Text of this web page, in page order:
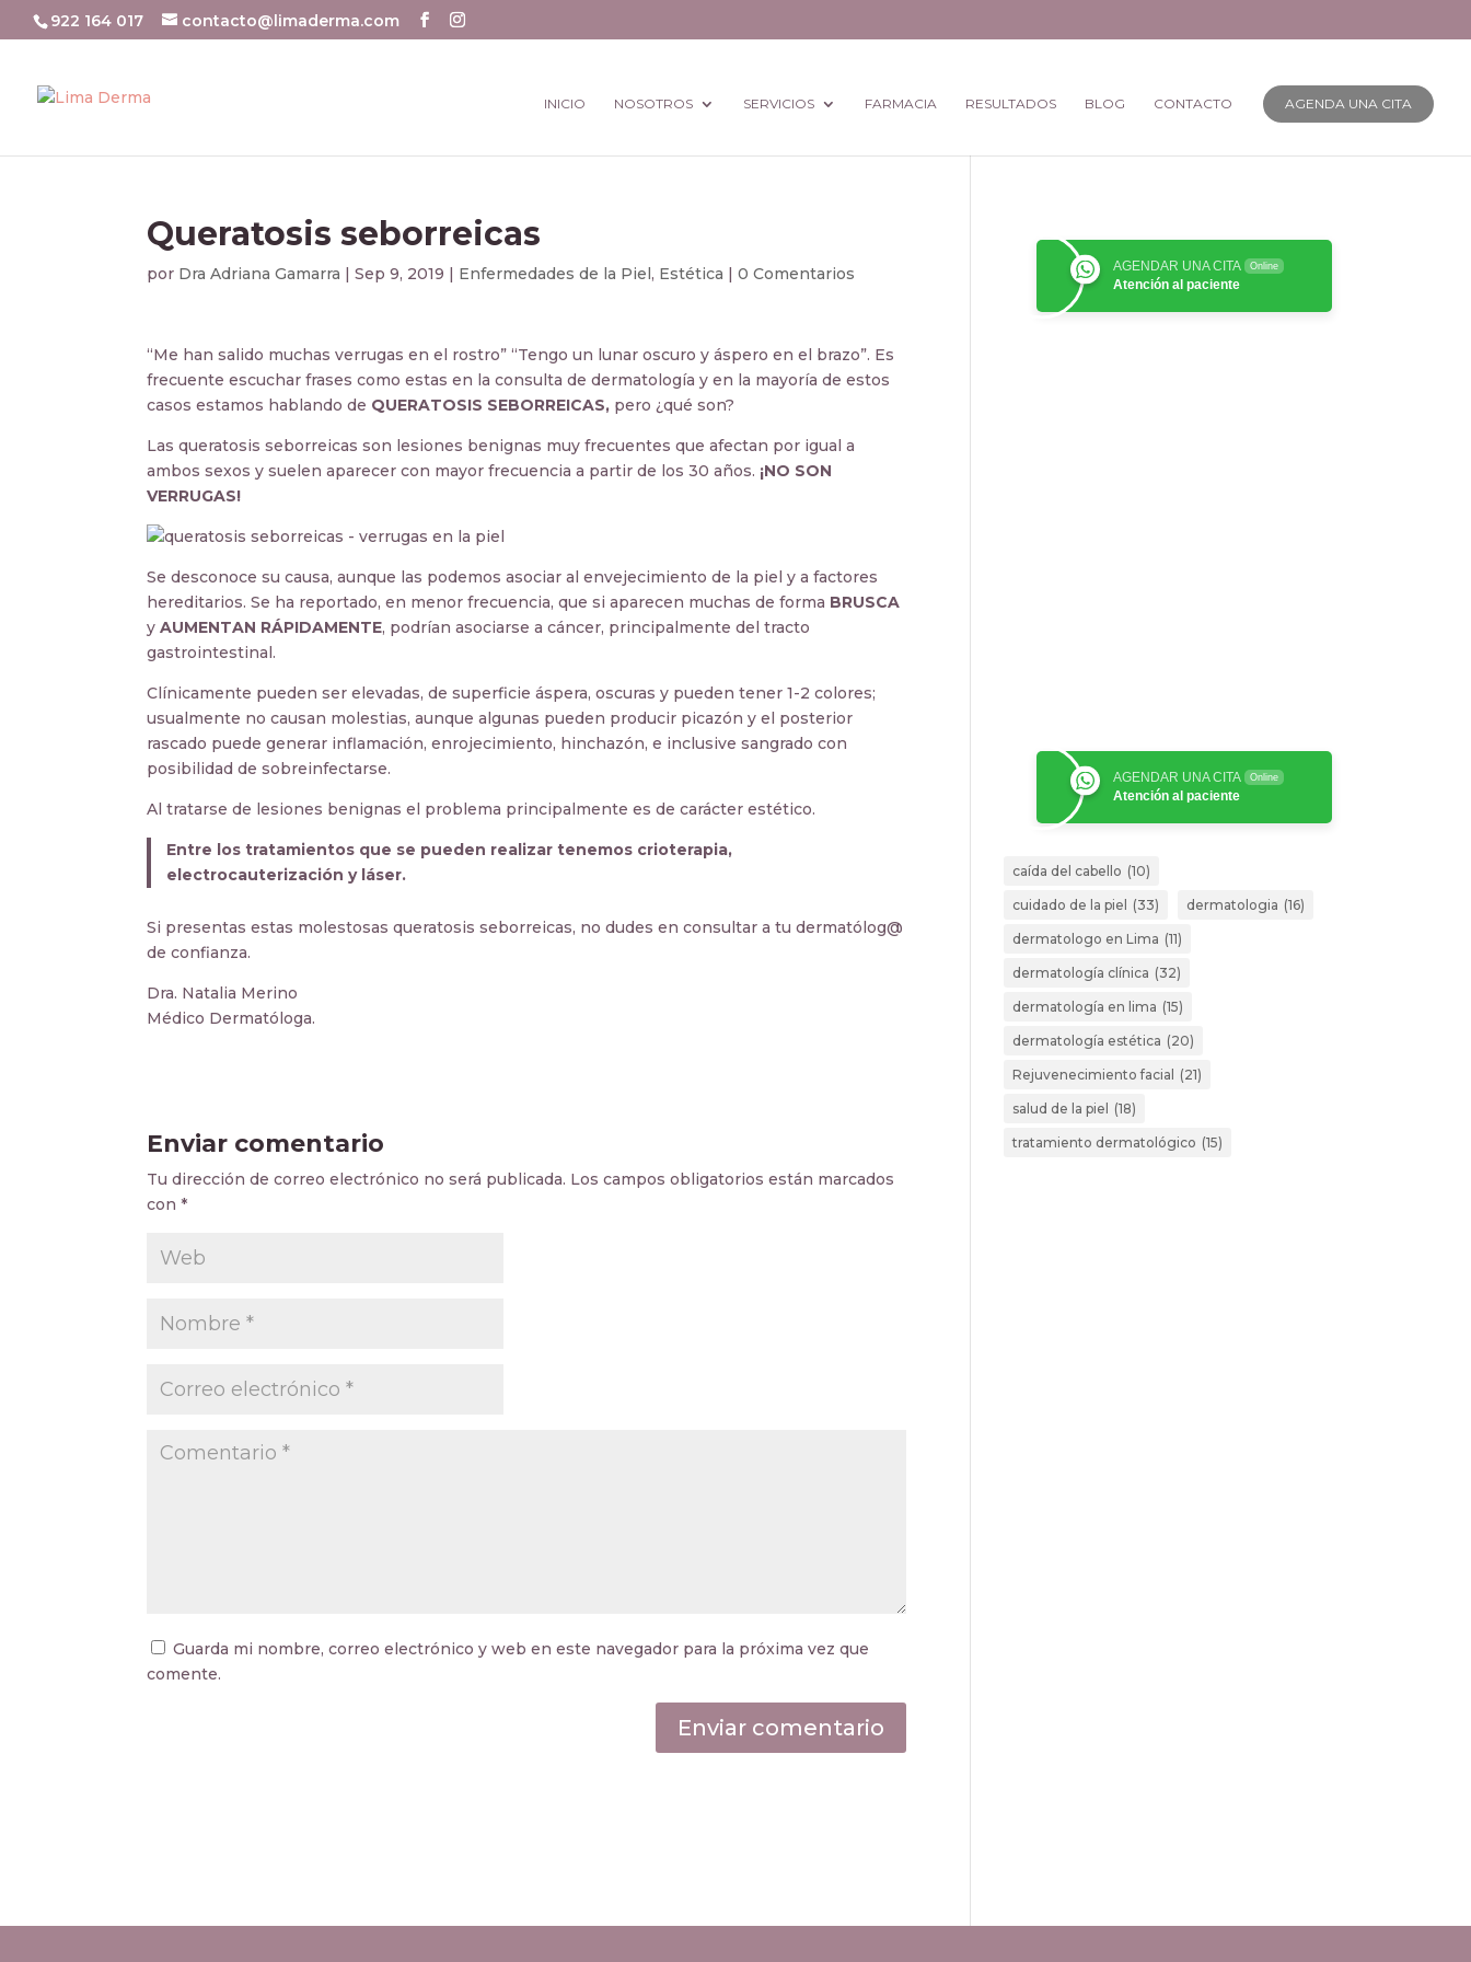
922 164 017 contacto@limaderma.com
INICIO NOSOTROS SERVICIOS FARMACIA RESULTADOS BLOG CONTACTO AGENDA UNA CITA
Queratosis seborreicas
por Dra Adriana Gamarra |Sep 9, 2019 | Enfermedades de la Piel, Estética |0 Comentarios
“Me han salido muchas verrugas en el rostro” “Tengo un lunar oscuro y áspero en el brazo”. Es
frecuente escuchar frases como estas en la consulta de dermatología y en la mayoría de estos
casos estamos hablando de QUERATOSIS SEBORREICAS, pero ¿qué son?
Las queratosis seborreicas son lesiones benignas muy frecuentes que afectan por igual a
ambos sexos y suelen aparecer con mayor frecuencia a partir de los 30 años. ¡NO SON
VERRUGAS!
Se desconoce su causa, aunque las podemos asociar al envejecimiento de la piel y a factores
hereditarios. Se ha reportado, en menor frecuencia, que si aparecen muchas de forma BRUSCA
yAUMENTAN RÁPIDAMENTE, podrían asociarse a cáncer, principalmente del tracto
gastrointestinal.
Clínicamente pueden ser elevadas, de superficie áspera, oscuras y pueden tener 1-2 colores;
usualmente no causan molestias, aunque algunas pueden producir picazón y el posterior
rascado puede generar inflamación, enrojecimiento, hinchazón, e inclusive sangrado con
posibilidad de sobreinfectarse.
Al tratarse de lesiones benignas el problema principalmente es de carácter estético.
Entre los tratamientos que se pueden realizar tenemos crioterapia,
electrocauterización y láser.
Si presentas estas molestosas queratosis seborreicas, no dudes en consultar a tu dermatólog@
de confianza.
Dra. Natalia Merino
Médico Dermatóloga.
Enviar comentario
Tu dirección de correo electrónico no será publicada. Los campos obligatorios están marcados
con*
Guarda mi nombre, correo electrónico y web en este navegador para la próxima vez que
comente.
AGENDAR UNA CITA Online
Atención al paciente
AGENDAR UNA CITA Online
Atención al paciente
caída del cabello (10)
cuidado de la piel (33) dermatologia (16)
dermatologo en Lima (11)
dermatología clínica (32)
dermatología en lima (15)
dermatología estética (20)
Rejuvenecimiento facial (21)
salud de la piel (18)
tratamiento dermatológico (15)